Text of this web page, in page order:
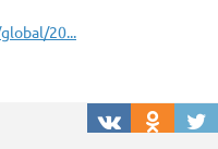
20...